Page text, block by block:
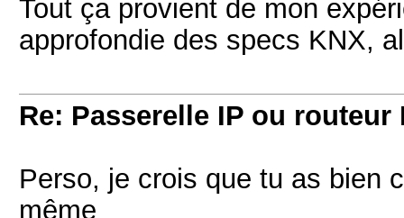
Tout ça provient de mon
approfondie des specs KNX,
Re: Passerelle IP ou routeur
Perso, je crois que tu as bien
même